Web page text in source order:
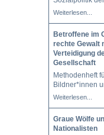
Weiterlesen...
Betroffene im
rechte Gewalt
Verteidigung
Gesellschaft
Methodenheft
Bildner*innen
Weiterlesen...
Graue Wölfe
Nationalisten